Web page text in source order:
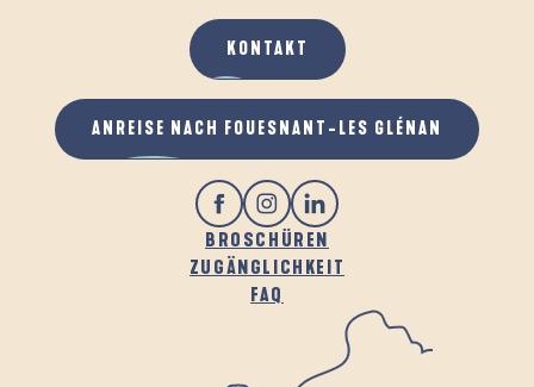
BROSCHÜREN
ZUGÄNGLICHKEIT
FAQ
KONTAKT
ANREISE NACH FOUESNANT-LES GLÉNAN